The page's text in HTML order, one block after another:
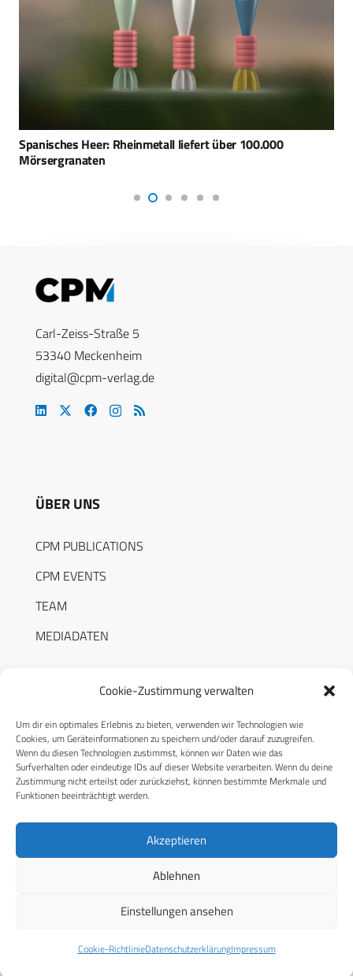
Cookie-Zustimmung verwalten
Um dir ein optimales Erlebnis zu bieten, verwenden wir Technologien wie
Cookies, um Geräteinformationen zu speichern und/oder darauf zuzugreifen.
Wenn du diesen Technologien zustimmst, können wir Daten wie das
Surfverhalten oder eindeutige IDs auf dieser Website verarbeiten. Wenn du deine
Zustimmung nicht erteilst oder zurückziehst, können bestimmte Merkmale und
Funktionen beeinträchtigt werden.
Akzeptieren
Ablehnen
Einstellungen ansehen
Cookie-RichtlinieDatenschutzerklärungImpressum
Spanisches Heer: Rheinmetall liefert über 100.000
Mörsergranaten
Carl-Zeiss-Straße 5
53340 Meckenheim
digital@cpm-verlag.de
ÜBER UNS
CPM PUBLICATIONS
CPM EVENTS
TEAM
MEDIADATEN
RECHTLICHES
Datenschutzerklärung
Cookie-Richtlinie (EU)
© 2026 CPM GmbH – Alle Rechte vorbehalten